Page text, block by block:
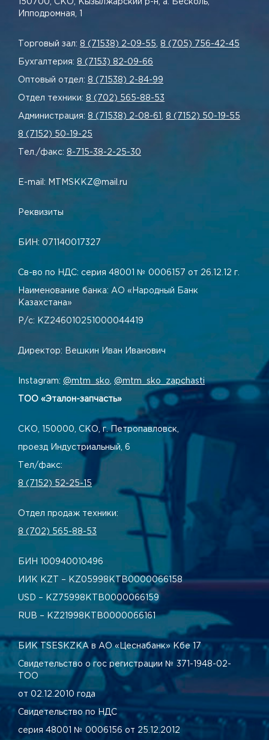
150700, СКО, Кызылжарский р-н, а. Бесколь,
Ипподромная, 1
Торговый зал: 8 (71538) 2-09-55 8 (705) 756-42-45
Бухгалтерия: 8 (7153) 82-09-66
Оптовый отдел: 8 (71538) 2-84-99
Отдел техники: 8 (702) 565-88-53
Администрация: 8 (71538) 2-08-61 8 (7152) 50-19-55
8 (7152) 50-19-25
Тел./факс: 8-715-38-2-25-30
E-mail: MTMSKKZ@mail.ru
Реквизиты
БИН: 071140017327
Св-во по НДС: серия 48001 № 0006157 от 26.12.12 г.
Наименование банка: АО «Народный Банк
Казахстана»
Р/с: KZ246010251000044419
Директор: Вешкин Иван Иванович
Instagram: @mtm_sko @mtm_sko_zapchasti
ТОО «Эталон-запчасть»
СКО, 150000, СКО, г. Петропавловск,
проезд Индустриальный, 6
Тел/факс:
8 (7152) 52-25-15
Отдел продаж техники:
8 (702) 565-88-53
БИН 100940010496
ИИК KZT – KZ05998КТВ0000066158
USD – KZ75998КТВ0000066159
RUB – KZ21998КТВ0000066161
БИК TSESKZKA в АО «Цеснабанк» Кбе 17
Свидетельство о гос регистрации № 371-1948-02-
ТОО
от 02.12.2010 года
Свидетельство по НДС
серия 48001 № 0006156 от 25.12.2012